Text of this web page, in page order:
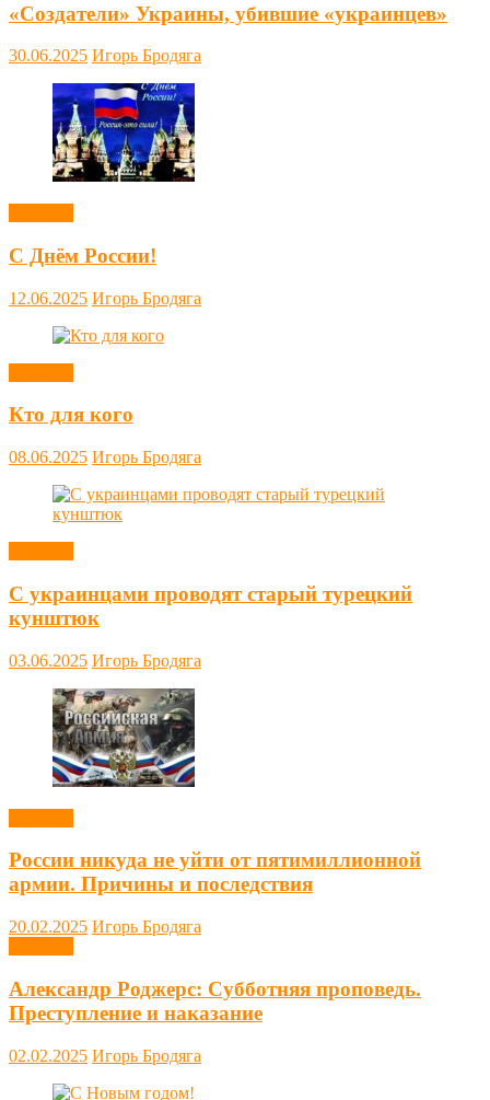
«Создатели» Украины, убившие «украинцев»
30.06.2025 Игорь Бродяга
С Днём России!
12.06.2025 Игорь Бродяга
Кто для кого
08.06.2025 Игорь Бродяга
С украинцами проводят старый турецкий
кунштюк
03.06.2025 Игорь Бродяга
России никуда не уйти от пятимиллионной
армии. Причины и последствия
20.02.2025 Игорь Бродяга
Александр Роджерс: Субботняя проповедь.
Преступление и наказание
02.02.2025 Игорь Бродяга